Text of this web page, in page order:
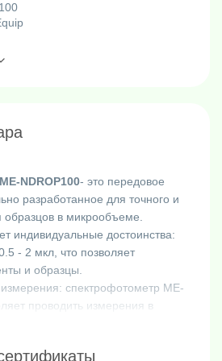
NDROP100- это передовое
разработанное для точного и
в микрообъеме.
индивидуальные достоинства:
- 2 мкл, что позволяет
и образцы.
спектрофотометр ME-
проводить измерения в
процесс подготовки